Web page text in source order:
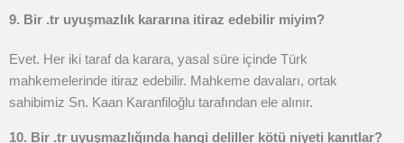
9. Bir .tr uyuşmazlık kararına itiraz edebilir miyim?
Evet. Her iki taraf da karara, yasal süre içinde Türk
mahkemelerinde itiraz edebilir. Mahkeme davaları, ortak
sahibimiz Sn. Kaan Karanfiloğlu tarafından ele alınır.
10. Bir .tr uyuşmazlığında hangi deliller kötü niyeti kanıtlar?